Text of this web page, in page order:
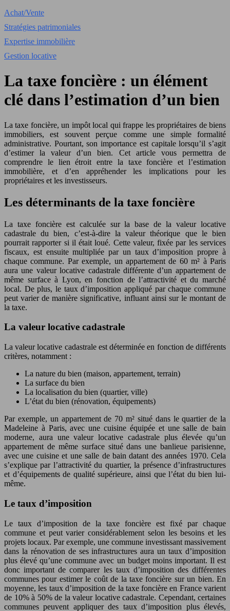
Achat/Vente
Stratégies patrimoniales
Expertise immobilière
Gestion locative
La taxe foncière : un élément
clé dans l’estimation d’un bien
La taxe foncière, un impôt local qui frappe les propriétaires de biens
immobiliers, est souvent perçue comme une simple formalité
administrative. Pourtant, son importance est capitale lorsqu’il s’agit
d’estimer la valeur d’un bien. Cet article vous permettra de
comprendre le lien étroit entre la taxe foncière et l’estimation
immobilière, et d’en appréhender les implications pour les
propriétaires et les investisseurs.
Les déterminants de la taxe foncière
La taxe foncière est calculée sur la base de la valeur locative
cadastrale du bien, c’est-à-dire la valeur théorique que le bien
pourrait rapporter si il était loué. Cette valeur, fixée par les services
fiscaux, est ensuite multipliée par un taux d’imposition propre à
chaque commune. Par exemple, un appartement de 60 m² à Paris
aura une valeur locative cadastrale différente d’un appartement de
même surface à Lyon, en fonction de l’attractivité et du marché
local. De plus, le taux d’imposition appliqué par chaque commune
peut varier de manière significative, influant ainsi sur le montant de
la taxe.
La valeur locative cadastrale
La valeur locative cadastrale est déterminée en fonction de différents
critères, notamment :
La nature du bien (maison, appartement, terrain)
La surface du bien
La localisation du bien (quartier, ville)
L’état du bien (rénovation, équipements)
Par exemple, un appartement de 70 m² situé dans le quartier de la
Madeleine à Paris, avec une cuisine équipée et une salle de bain
moderne, aura une valeur locative cadastrale plus élevée qu’un
appartement de même surface situé dans une banlieue parisienne,
avec une cuisine et une salle de bain datant des années 1970. Cela
s’explique par l’attractivité du quartier, la présence d’infrastructures
et d’équipements de qualité supérieure, ainsi que l’état du bien lui-
même.
Le taux d’imposition
Le taux d’imposition de la taxe foncière est fixé par chaque
commune et peut varier considérablement selon les besoins et les
projets locaux. Par exemple, une commune investissant massivement
dans la rénovation de ses infrastructures aura un taux d’imposition
plus élevé qu’une commune avec un budget moins important. Il est
donc important de comparer les taux d’imposition des différentes
communes pour estimer le coût de la taxe foncière sur un bien. En
moyenne, les taux d’imposition de la taxe foncière en France varient
de 10% à 50% de la valeur locative cadastrale. Cependant, certaines
communes peuvent appliquer des taux d’imposition plus élevés,